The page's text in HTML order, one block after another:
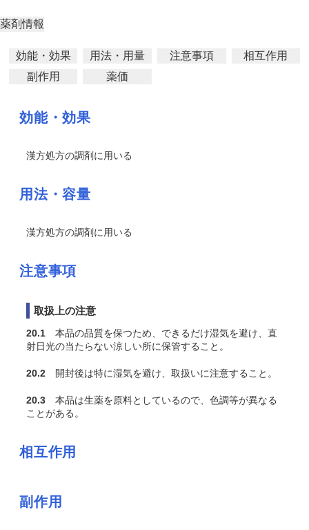
薬剤情報
効能・効果 用法・用量 注意事項
相互作用
副作用
薬価
効能・効果
漢方処方の調剤に用いる
用法・容量
漢方処方の調剤に用いる
注意事項
取扱上の注意
20.1 本品の品質を保つため、できるだけ湿気を避け、直
射日光の当たらない涼しい所に保管すること。
20.2 開封後は特に湿気を避け、取扱いに注意すること。
20.3 本品は生薬を原料としているので、色調等が異なる
ことがある。
相互作用
副作用